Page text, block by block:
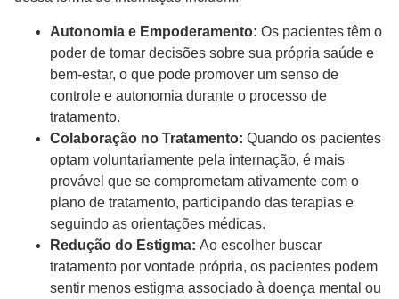
Autonomia e Empoderamento: Os pacientes têm o
poder de tomar decisões sobre sua própria saúde e
bem-estar, o que pode promover um senso de
controle e autonomia durante o processo de
tratamento.
Colaboração no Tratamento: Quando os pacientes
optam voluntariamente pela internação, é mais
provável que se comprometam ativamente com o
plano de tratamento, participando das terapias e
seguindo as orientações médicas.
Redução do Estigma: Ao escolher buscar
tratamento por vontade própria, os pacientes podem
sentir menos estigma associado à doença mental ou